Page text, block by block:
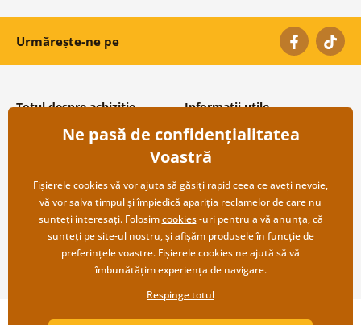
Urmărește-ne pe
Totul despre achiziție
Condiții și termeni generali
Protecția datelor personale
Transport și modalități de plată
Returnare
Informații utile
Despre noi
Întrebări frecvente
Contacte
Cooperare angro
Ne pasă de confidențialitatea
Voastră
Fișierele cookies vă vor ajuta să găsiți rapid ceea ce aveți nevoie,
vă vor salva timpul și împiedică apariția reclamelor de care nu
sunteți interesați. Folosimcookies-uri pentru a vă anunța, că
sunteți pe site-ul nostru, și afișăm produsele în funcție de
preferințele voastre. Fișierele cookies ne ajută să vă
îmbunătățim experiența de navigare.
Respinge totul